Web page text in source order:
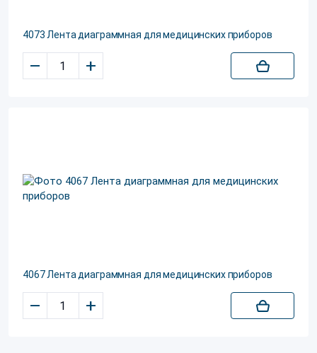
4073 Лента диаграммная для медицинских приборов
– +
4067 Лента диаграммная для медицинских приборов
– +